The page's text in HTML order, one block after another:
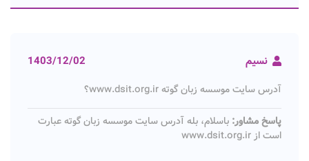
نسیم 1403/12/02
آدرس سایت موسسه زبان گوته www.dsit.org.ir؟
پاسخ مشاور: باسلام، بله آدرس سایت موسسه زبان گوته عبارت
است از www.dsit.org.ir